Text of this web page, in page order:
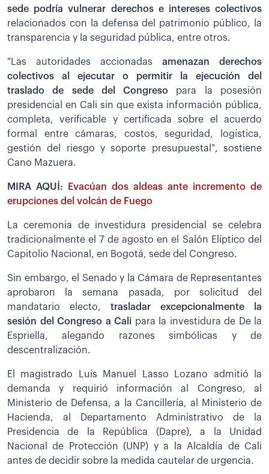
sede podría vulnerar derechos e intereses colectivos
relacionados con la defensa del patrimonio público, la
transparencia y la seguridad pública, entre otros.
"Las autoridades accionadas amenazan derechos
colectivos al ejecutar o permitir la ejecución del
traslado de sede del Congreso para la posesión
presidencial en Cali sin que exista información pública,
completa, verificable y certificada sobre el acuerdo
formal entre cámaras, costos, seguridad, logística,
gestión del riesgo y soporte presupuestal", sostiene
Cano Mazuera.
MIRA AQUÍ:
Evacúan dos aldeas ante incremento de
erupciones del volcán de Fuego
La ceremonia de investidura presidencial se celebra
tradicionalmente el 7 de agosto en el Salón Elíptico del
Capitolio Nacional, en Bogotá, sede del Congreso.
Sin embargo, el Senado y la Cámara de Representantes
aprobaron la semana pasada, por solicitud del
mandatario electo, trasladar excepcionalmente la
sesión del Congreso a Cali para la investidura de De la
Espriella, alegando razones simbólicas y de
descentralización.
El magistrado Luis Manuel Lasso Lozano admitió la
demanda y requirió información al Congreso, al
Ministerio de Defensa, a la Cancillería, al Ministerio de
Hacienda, al Departamento Administrativo de la
Presidencia de la República (Dapre), a la Unidad
Nacional de Protección (UNP) y a la Alcaldía de Cali
antes de decidir sobre la medida cautelar de urgencia.